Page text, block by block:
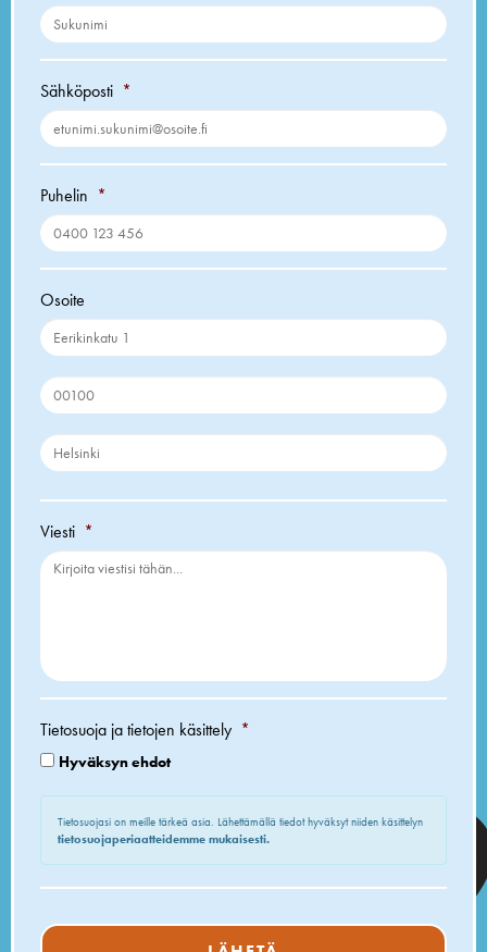
Sähköposti *
Puhelin *
Osoite
Viesti *
Tietosuoja ja tietojen käsittely *
Hyväksyn ehdot
Tietosuojasi on meille tärkeä asia. Lähettämällä tiedot hyväksyt niiden käsittelyn
tietosuojaperiaatteidemme mukaisesti.